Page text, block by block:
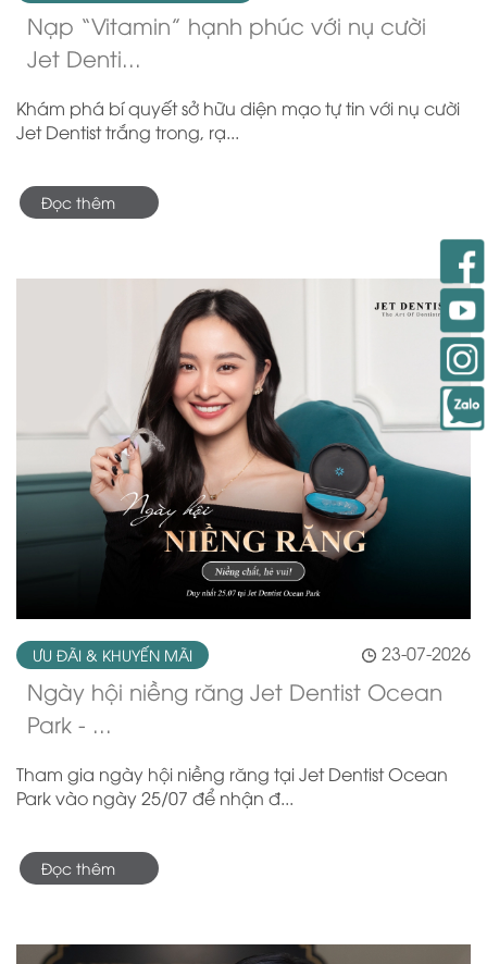
Nạp “Vitamin” hạnh phúc với nụ cười
Jet Denti...
Khám phá bí quyết sở hữu diện mạo tự tin với nụ cười
Jet Dentist trắng trong, rạ...
Đọc thêm
23-07-2026
ƯU ĐÃI & KHUYẾN MÃI
Ngày hội niềng răng Jet Dentist Ocean
Park - ...
Tham gia ngày hội niềng răng tại Jet Dentist Ocean
Park vào ngày 25/07 để nhận đ...
Đọc thêm